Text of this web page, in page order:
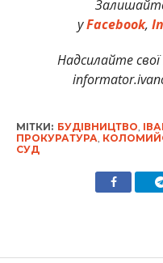
уFacebook,
Надсилайте
МІТКИ: БУДІВНИЦТВО
ПРОКУРАТУРА
СУД